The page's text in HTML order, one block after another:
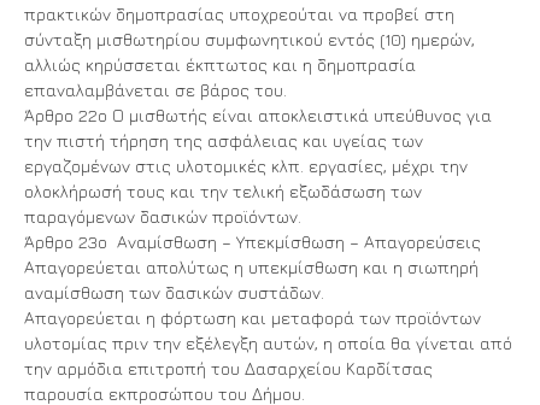
πρακτικών δημοπρασίας υποχρεούται να προβεί στη
σύνταξη μισθωτηρίου συμφωνητικού εντός (10) ημερών,
αλλιώς κηρύσσεται έκπτωτος και η δημοπρασία
επαναλαμβάνεται σε βάρος του.
Άρθρο 22ο Ο μισθωτής είναι αποκλειστικά υπεύθυνος για
την πιστή τήρηση της ασφάλειας και υγείας των
εργαζομένων στις υλοτομικές κλπ. εργασίες, μέχρι την
ολοκλήρωσή τους και την τελική εξωδάσωση των
παραγόμενων δασικών προϊόντων.
Άρθρο 23ο Αναμίσθωση – Υπεκμίσθωση – Απαγορεύσεις
Απαγορεύεται απολύτως η υπεκμίσθωση και η σιωπηρή
αναμίσθωση των δασικών συστάδων.
Απαγορεύεται η φόρτωση και μεταφορά των προϊόντων
υλοτομίας πριν την εξέλεγξη αυτών, η οποία θα γίνεται από
την αρμόδια επιτροπή του Δασαρχείου Καρδίτσας
παρουσία εκπροσώπου του Δήμου.